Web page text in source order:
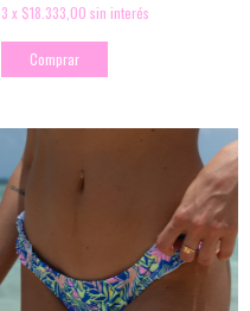
3 x $18.333,00 sin interés
Comprar